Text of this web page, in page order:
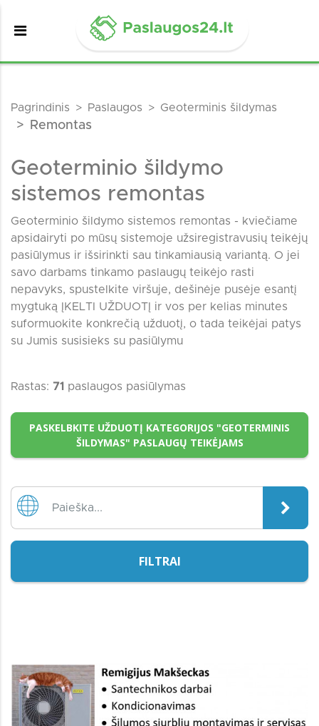
Pagrindinis Paslaugos Geoterminis šildymas
Remontas
Geoterminio šildymo
sistemos remontas
Geoterminio šildymo sistemos remontas - kviečiame
apsidairyti po mūsų sistemoje užsiregistravusių teikėjų
pasiūlymus ir išsirinkti sau tinkamiausią variantą. O jei
savo darbams tinkamo paslaugų teikėjo rasti
nepavyks, spustelkite viršuje, dešinėje pusėje esantį
mygtuką ĮKELTI UŽDUOTĮ ir vos per kelias minutes
suformuokite konkrečią užduotį, o tada teikėjai patys
su Jumis susisieks su pasiūlymu
Rastas: 71 paslaugos pasiūlymas
PASKELBKITE UŽDUOTĮ KATEGORIJOS "GEOTERMINIS
ŠILDYMAS" PASLAUGŲ TEIKĖJAMS
FILTRAI